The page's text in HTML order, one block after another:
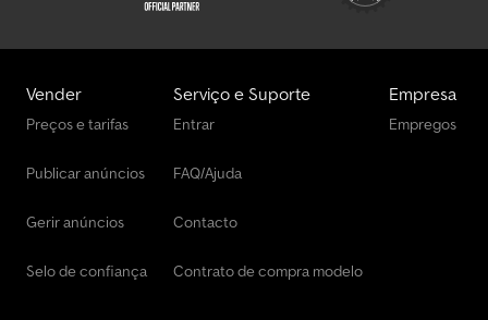
Vender
Preços e tarifas
Publicar anúncios
Gerir anúncios
Selo de confiança
Serviço e Suporte
Entrar
FAQ/Ajuda
Contacto
Contrato de compra modelo
Empresa
Empregos